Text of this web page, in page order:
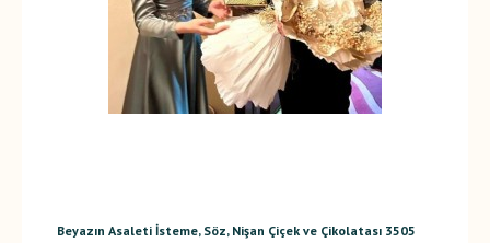
Beyazın Asaleti İsteme, Söz, Nişan Çiçek ve Çikolatası 3505